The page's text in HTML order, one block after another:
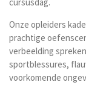
cursusdag.
Onze opleiders
prachtige
verbeelding
sportblessures,
voorkomende